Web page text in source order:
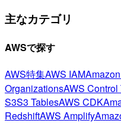
主なカテゴリ
AWSで探す
AWS特集AWS IAM
OrganizationsAWS Control
S3S3 TablesAWS CDK
RedshiftAWS Amplify